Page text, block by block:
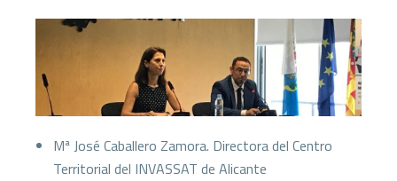
Mª José Caballero Zamora. Directora del Centro
Territorial del INVASSAT de Alicante